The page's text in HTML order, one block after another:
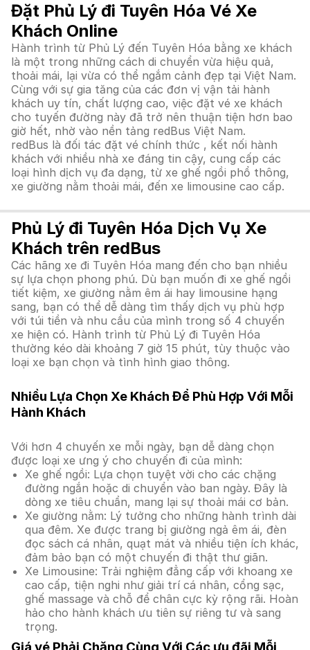
Đặt Phủ Lý đi Tuyên Hóa Vé Xe
Khách Online
Hành trình từ Phủ Lý đến Tuyên Hóa bằng xe khách
là một trong những cách di chuyển vừa hiệu quả,
thoải mái, lại vừa có thể ngắm cảnh đẹp tại Việt Nam.
Cùng với sự gia tăng của các đơn vị vận tải hành
khách uy tín, chất lượng cao, việc đặt vé xe khách
cho tuyến đường này đã trở nên thuận tiện hơn bao
giờ hết, nhờ vào nền tảng redBus Việt Nam.
redBus là đối tác đặt vé chính thức , kết nối hành
khách với nhiều nhà xe đáng tin cậy, cung cấp các
loại hình dịch vụ đa dạng, từ xe ghế ngồi phổ thông,
xe giường nằm thoải mái, đến xe limousine cao cấp.
Phủ Lý đi Tuyên Hóa Dịch Vụ Xe
Khách trên redBus
Các hãng xe đi Tuyên Hóa mang đến cho bạn nhiều
sự lựa chọn phong phú. Dù bạn muốn đi xe ghế ngồi
tiết kiệm, xe giường nằm êm ái hay limousine hạng
sang, bạn có thể dễ dàng tìm thấy dịch vụ phù hợp
với túi tiền và nhu cầu của mình trong số 4 chuyến
xe hiện có. Hành trình từ Phủ Lý đi Tuyên Hóa
thường kéo dài khoảng 7 giờ 15 phút, tùy thuộc vào
loại xe bạn chọn và tình hình giao thông.
Nhiều Lựa Chọn Xe Khách Để Phù Hợp Với Mỗi
Hành Khách
Với hơn 4 chuyến xe mỗi ngày, bạn dễ dàng chọn
được loại xe ưng ý cho chuyến đi của mình:
Xe ghế ngồi: Lựa chọn tuyệt vời cho các chặng
đường ngắn hoặc di chuyển vào ban ngày. Đây là
dòng xe tiêu chuẩn, mang lại sự thoải mái cơ bản.
Xe giường nằm: Lý tưởng cho những hành trình dài
qua đêm. Xe được trang bị giường ngả êm ái, đèn
đọc sách cá nhân, quạt mát và nhiều tiện ích khác,
đảm bảo bạn có một chuyến đi thật thư giãn.
Xe Limousine: Trải nghiệm đẳng cấp với khoang xe
cao cấp, tiện nghi như giải trí cá nhân, cổng sạc,
ghế massage và chỗ để chân cực kỳ rộng rãi. Hoàn
hảo cho hành khách ưu tiên sự riêng tư và sang
trọng.